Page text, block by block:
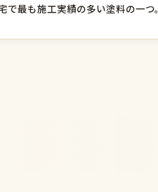
で最も施工実績の多い塗料の一つ。